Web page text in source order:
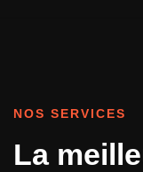
NOS SERVICES
La